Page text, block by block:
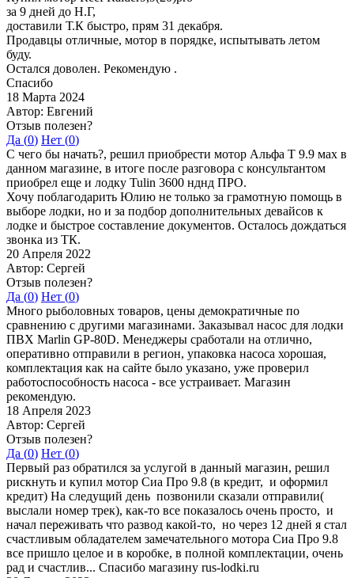
за 9 дней до Н.Г,
доставили Т.К быстро, прям 31 декабря.
Продавцы отличные, мотор в порядке, испытывать летом
буду.
Остался доволен. Рекомендую .
Спасибо
18 Марта 2024
Автор: Евгений
Отзыв полезен?
Да (0) Нет (0)
С чего бы начать?, решил приобрести мотор Альфа Т 9.9 мах в
данном магазине, в итоге после разговора с консультантом
приобрел еще и лодку Tulin 3600 нднд ПРО.
Хочу поблагодарить Юлию не только за грамотную помощь в
выборе лодки, но и за подбор дополнительных девайсов к
лодке и быстрое составление документов. Осталось дождаться
звонка из ТК.
20 Апреля 2022
Автор: Сергей
Отзыв полезен?
Да (0) Нет (0)
Много рыболовных товаров, цены демократичные по
сравнению с другими магазинами. Заказывал насос для лодки
ПВХ Marlin GP-80D. Менеджеры сработали на отлично,
оперативно отправили в регион, упаковка насоса хорошая,
комплектация как на сайте было указано, уже проверил
работоспособность насоса - все устраивает. Магазин
рекомендую.
18 Апреля 2023
Автор: Сергей
Отзыв полезен?
Да (0) Нет (0)
Первый раз обратился за услугой в данный магазин, решил
рискнуть и купил мотор Сиа Про 9.8 (в кредит, и оформил
кредит) На следущий день позвонили сказали отправили(
выслали номер трек), как-то все показалось очень просто, и
начал переживать что развод какой-то, но через 12 дней я стал
счастливым обладателем замечательного мотора Сиа Про 9.8
все пришло целое и в коробке, в полной комплектации, очень
рад и счастлив... Спасибо магазину rus-lodki.ru